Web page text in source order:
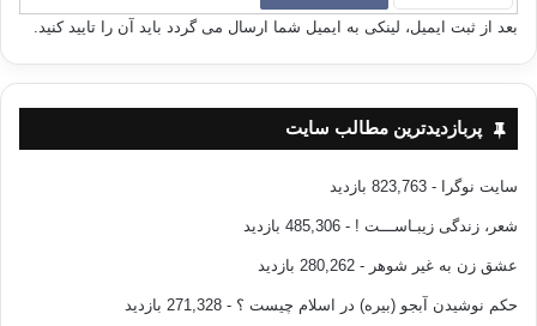
بعد از ثبت ایمیل، لینکی به ایمیل شما ارسال می گردد باید آن را تایید کنید.
پربازدیدترین مطالب سایت
سایت نوگرا - 823,763 بازدید
شعر، زندگی زیبـاســـت ! - 485,306 بازدید
عشق زن به غیر شوهر - 280,262 بازدید
حکم نوشیدن آبجو (بیره) در اسلام چیست ؟ - 271,328 بازدید